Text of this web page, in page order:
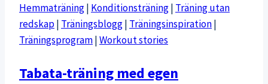
Hemmaträning| Konditionsträning| Träning utan
redskap| Träningsblogg| Träningsinspiration|
Träningsprogram|Workout stories
Tabata-träning med egen